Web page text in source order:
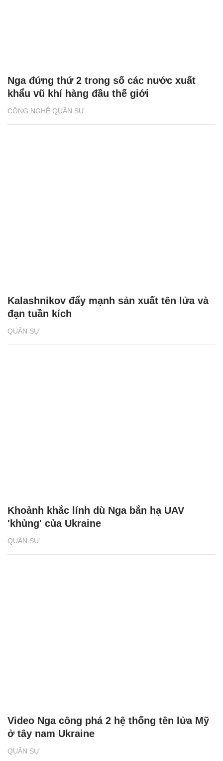
CÔNG NGHỆ QUÂN SỰ
Nga đứng thứ 2 trong số các nước xuất
khẩu vũ khí hàng đầu thế giới
QUÂN SỰ
Kalashnikov đẩy mạnh sản xuất tên lửa và
đạn tuần kích
QUÂN SỰ
Khoảnh khắc lính dù Nga bắn hạ UAV
'khủng' của Ukraine
QUÂN SỰ
Video Nga công phá 2 hệ thống tên lửa Mỹ
ở tây nam Ukraine